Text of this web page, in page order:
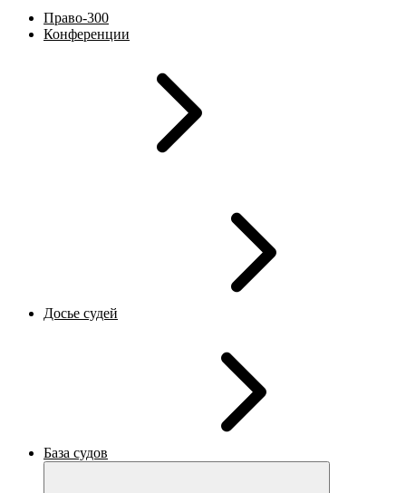
Право-300
Конференции
Досье судей
База судов